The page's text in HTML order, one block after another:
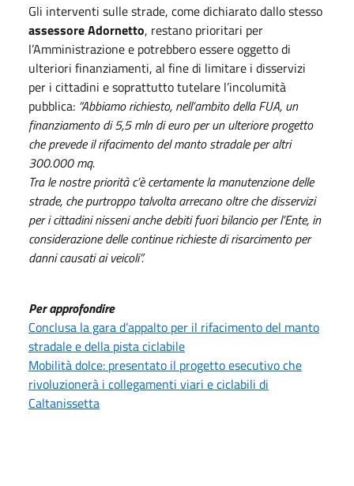
Gli interventi sulle strade, come dichiarato dallo stesso
assessore Adornetto, restano prioritari per
l’Amministrazione e potrebbero essere oggetto di
ulteriori finanziamenti, al fine di limitare i disservizi
per i cittadini e soprattutto tutelare l’incolumità
pubblica: “Abbiamo richiesto, nell’ambito della FUA, un
finanziamento di 5,5 mln di euro per un ulteriore progetto
che prevede il rifacimento del manto stradale per altri
300.000 mq.
Tra le nostre priorità c’è certamente la manutenzione delle
strade, che purtroppo talvolta arrecano oltre che disservizi
per i cittadini nisseni anche debiti fuori bilancio per l’Ente, in
considerazione delle continue richieste di risarcimento per
danni causati ai veicoli”.
Per approfondire
Conclusa la gara d’appalto per il rifacimento del manto
stradale e della pista ciclabile
Mobilità dolce: presentato il progetto esecutivo che
rivoluzionerà i collegamenti viari e ciclabili di
Caltanissetta